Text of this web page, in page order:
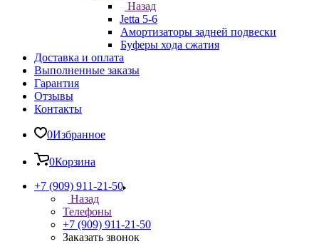
Назад
Jetta 5-6
Амортизаторы задней подвески
Буферы хода сжатия
Доставка и оплата
Выполненные заказы
Гарантия
Отзывы
Контакты
0Избранное
0Корзина
+7 (909) 911-21-50
Назад
Телефоны
+7 (909) 911-21-50
Заказать звонок